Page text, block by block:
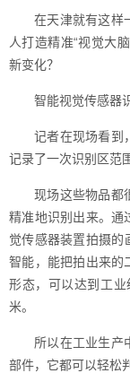
在天津就有这样
人打造精准“视觉大
新变化？
智能视觉传感器
记者在现场看到
记录了一次识别区范
现场这些物品都
精准地识别出来。通
觉传感器装置拍摄
智能，能把拍出来的
形态，可以达到工
米。
所以在工业生产
部件，它都可以轻松